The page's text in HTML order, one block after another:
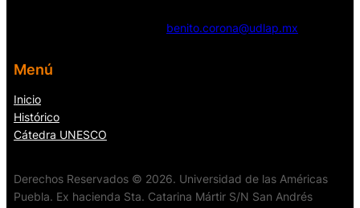
benito.corona@udlap.mx
Menú
Inicio
Histórico
Cátedra UNESCO
Derechos Reservados © 2026. Universidad de las Américas
Puebla. Ex hacienda Sta. Catarina Mártir S/N San Andrés